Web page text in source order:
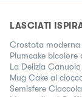
LASCIATI
Crostata
Plumcake bicolore
La Delizia Canuolo
Mug Cake al
Semisfere